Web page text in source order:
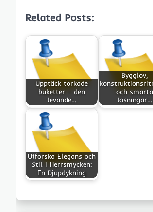
Related Posts:
Upptäck torkade
buketter – den
levande…
Bygglov,
och smarta
lösningar…
Utforska Elegans och
Stil i Herrsmycken:
En Djupdykning